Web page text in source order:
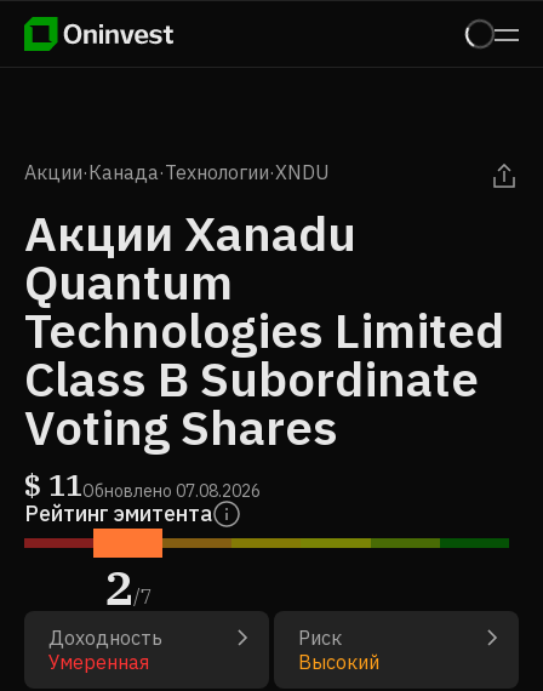
Акции·Канада·Технологии·XNDU
Акции Xanadu
Quantum
Technologies Limited
Class B Subordinate
Voting Shares
$ 11Обновлено 07.08.2026
Рейтинг эмитента
2/7
Доходность
Умеренная
Риск
Высокий